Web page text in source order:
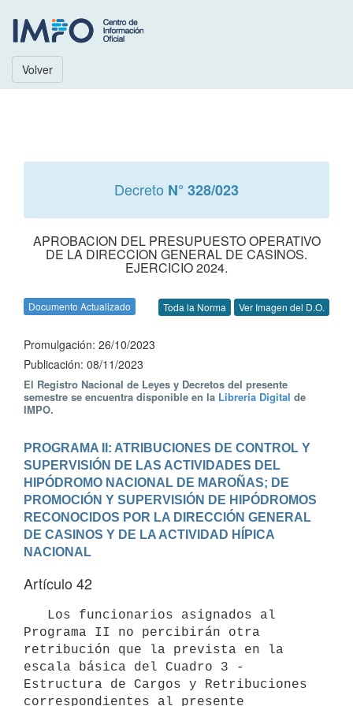
Volver
Decreto N° 328/023
APROBACION DEL PRESUPUESTO OPERATIVO
DE LA DIRECCION GENERAL DE CASINOS.
EJERCICIO 2024.
Documento Actualizado Toda la Norma Ver Imagen del D.O.
Promulgación: 26/10/2023
Publicación: 08/11/2023
El Registro Nacional de Leyes y Decretos del presente
semestre se encuentra disponible en la Librería Digital de
IMPO.
PROGRAMA II: ATRIBUCIONES DE CONTROL Y
SUPERVISIÓN DE LAS ACTIVIDADES DEL
HIPÓDROMO NACIONAL DE MAROÑAS; DE
PROMOCIÓN Y SUPERVISIÓN DE HIPÓDROMOS
RECONOCIDOS POR LA DIRECCIÓN GENERAL
DE CASINOS Y DE LA ACTIVIDAD HÍPICA
NACIONAL
Artículo 42
Programa II no percibirán otra
retribución que la prevista en la
escala básica del Cuadro 3 -
Estructura de Cargos y Retribuciones
correspondientes al presente